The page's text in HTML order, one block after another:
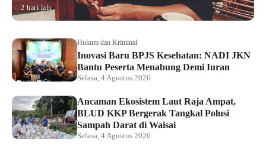
2 hari lalu
Hukum dan Kriminal
Inovasi Baru BPJS Kesehatan: NADI JKN
Bantu Peserta Menabung Demi Iuran
Selasa, 4 Agustus 2026
Ancaman Ekosistem Laut Raja Ampat,
BLUD KKP Bergerak Tangkal Polusi
Sampah Darat di Waisai
Selasa, 4 Agustus 2026